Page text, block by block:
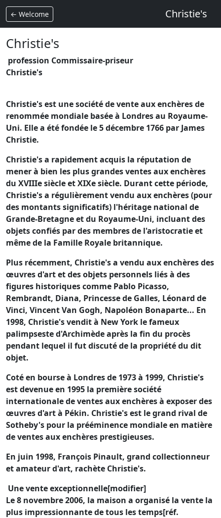
← Welcome Christie's
Christie's
profession Commissaire-priseur
Christie's
Christie's est une société de vente aux enchères de
renommée mondiale basée à Londres au Royaume-
Uni. Elle a été fondée le 5 décembre 1766 par James
Christie.
Christie's a rapidement acquis la réputation de
mener à bien les plus grandes ventes aux enchères
du XVIIIe siècle et XIXe siècle. Durant cette période,
Christie's a régulièrement vendu aux enchères (pour
des montants significatifs) l'héritage national de
Grande-Bretagne et du Royaume-Uni, incluant des
objets confiés par des membres de l'aristocratie et
même de la Famille Royale britannique.
Plus récemment, Christie's a vendu aux enchères des
œuvres d'art et des objets personnels liés à des
figures historiques comme Pablo Picasso,
Rembrandt, Diana, Princesse de Galles, Léonard de
Vinci, Vincent Van Gogh, Napoléon Bonaparte... En
1998, Christie's vendit à New York le fameux
palimpseste d'Archimède après la fin du procès
pendant lequel il fut discuté de la propriété du dit
objet.
Coté en bourse à Londres de 1973 à 1999, Christie's
est devenue en 1995 la première société
internationale de ventes aux enchères à exposer des
œuvres d'art à Pékin. Christie's est le grand rival de
Sotheby's pour la prééminence mondiale en matière
de ventes aux enchères prestigieuses.
En juin 1998, François Pinault, grand collectionneur
et amateur d'art, rachète Christie's.
Une vente exceptionnelle[modifier]
Le 8 novembre 2006, la maison a organisé la vente la
plus impressionnante de tous les temps[réf.